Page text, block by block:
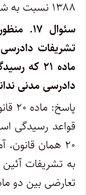
۱۳۸۸ نسبت به شورای حل اختلاف؛ تسری ندارد.
سئوال ۱۷.
ماده ۲۱
دادرسی مدنی
قواعد رسیدگی
به تشریفات
تعارضی بین دو